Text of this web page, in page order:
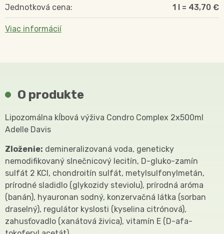
Jednotková cena: 1 l = 43,70 €
Viac informácií
O produkte
Lipozomálna kĺbová výživa Condro Complex 2x500ml
Adelle Davis
Zloženie: demineralizovaná voda, geneticky
nemodifikovaný slnečnicový lecitín, D-gluko-zamín
sulfát 2 KCI, chondroitín sulfát, metylsulfonylmetán,
prírodné sladidlo (glykozidy steviolu), prírodná aróma
(banán), hyauronan sodný, konzervačná látka (sorban
draselný), regulátor kyslosti (kyselina citrónová),
zahusťovadlo (xanátová živica), vitamín E (D-afa-